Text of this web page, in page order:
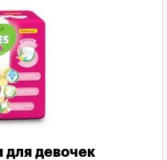
для девочек